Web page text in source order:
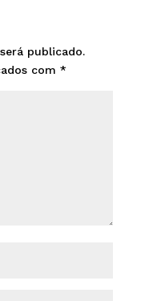
publicado.
com *